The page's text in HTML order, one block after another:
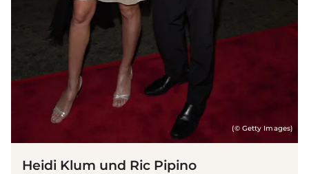
(© Getty Images)
Heidi Klum und Ric Pipino